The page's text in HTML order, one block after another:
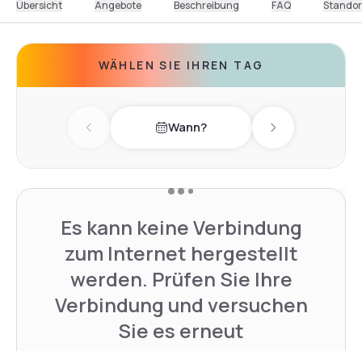
Übersicht Angebote Beschreibung FAQ
WÄHLEN SIE IHREN TAG
Previous day Wann? Next day
Es kann keine Verbindung
zum Internet hergestellt
werden. Prüfen Sie Ihre
Verbindung und versuchen
Sie es erneut